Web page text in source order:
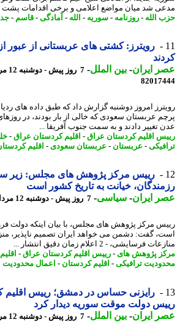
شد میان مواضع اعلامی و برخی اقدامات پشت
الله-روزنامه -سوریه- الله-آمادگی-قاسم-جدید
رویترز: کشتی های عربستانی از عبور از
ایران- بین الملل-7 روز پیش - دوشنبه 12 مرداد 1405، 17:35
عربستان سعودی که خالی از بار بودند، در روزهای
تغییر دادند و به سمت جنوب آفریقا ...
اقلیم کردستان عراق- اقلیم کردستان عراق- خلیج
-عربستان-عربستان سعودی-اقلیم کردستان
رییس مرکز پژوهش های مجلس: زیر سؤال
خیانت به تاریخ کشور است
ایران- سیاسی-7 روز پیش - دوشنبه 12 مرداد 1405، 17:35
مرکز پژوهش های مجلس، با بیان اینکه دولت
گفت: دشمن می خواهد ایران تصمیم ناپذیر، منزوی،
فرسایشی، - 2 اعلام زمان دقیق انتشار ...
پژوهش های -رییس اقلیم کردستان عراق- اقلیم
ترافیکی-اقلیم کردستان-اعمال محدودیت
رایزنی حساس در دمشق؛ رییس اقلیم
دولت موقت سوریه دیدار کرد
ایران- بین الملل-7 روز پیش - دوشنبه 12 مرداد 1405، 16:55